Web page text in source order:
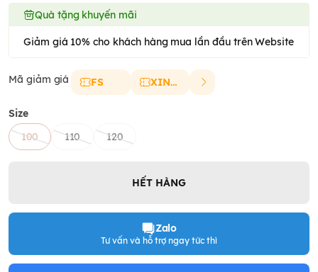
Quà tặng khuyến mãi
Giảm giá 10% cho khách hàng mua lần đầu trên Website
Mã giảm giá FS XINCHAO
Size
100
110 120
HẾT HÀNG
Zalo
Tư vấn và hỗ trợ ngay tức thì